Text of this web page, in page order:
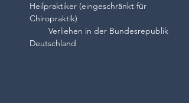
Heilpraktiker (eingeschränkt für
Chiropraktik)
Verliehen in der Bundesrepublik
Deutschland